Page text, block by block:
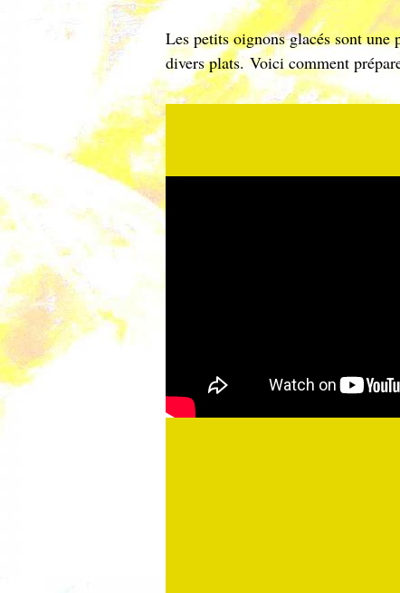
Les petits oignons glacés sont
divers plats. Voici comment